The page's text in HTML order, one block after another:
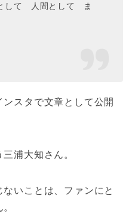
して 人間として ま
スタで文章として公開
浦大知さん。
いことは、ファンにと